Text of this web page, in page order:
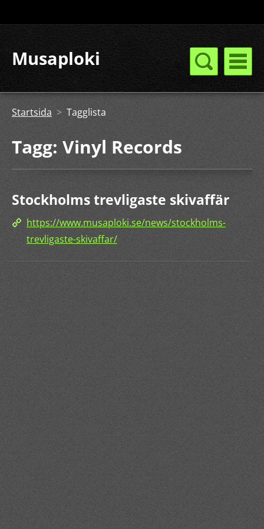
Musaploki
Startsida > Tagglista
Tagg: Vinyl Records
Stockholms trevligaste skivaffär
https://www.musaploki.se/news/stockholms-
trevligaste-skivaffar/